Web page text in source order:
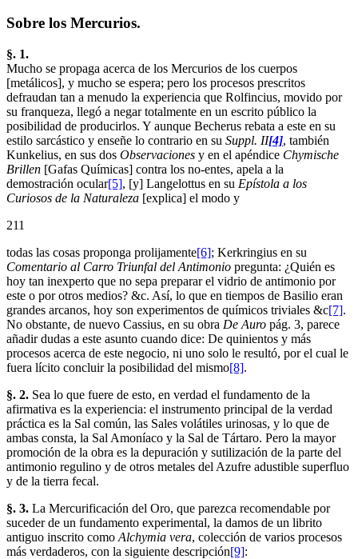
Sobre los Mercurios.
§. 1.
Mucho se propaga acerca de los Mercurios de los cuerpos
[metálicos], y mucho se espera; pero los procesos prescritos
defraudan tan a menudo la experiencia que Rolfincius, movido por
su franqueza, llegó a negar totalmente en un escrito público la
posibilidad de producirlos. Y aunque Becherus rebata a este en su
estilo sarcástico y enseñe lo contrario en su Suppl. II[4], también
Kunkelius, en sus dos Observaciones y en el apéndice Chymische
Brillen [Gafas Químicas] contra los no-entes, apela a la
demostración ocular[5], [y] Langelottus en su Epístola a los
Curiosos de la Naturaleza [explica] el modo y
211
todas las cosas proponga prolijamente[6]; Kerkringius en su
Comentario al Carro Triunfal del Antimonio pregunta: ¿Quién es
hoy tan inexperto que no sepa preparar el vidrio de antimonio por
este o por otros medios? &c. Así, lo que en tiempos de Basilio eran
grandes arcanos, hoy son experimentos de químicos triviales &c[7].
No obstante, de nuevo Cassius, en su obra De Auro pág. 3, parece
añadir dudas a este asunto cuando dice: De quinientos y más
procesos acerca de este negocio, ni uno solo le resultó, por el cual le
fuera lícito concluir la posibilidad del mismo[8].
§. 2. Sea lo que fuere de esto, en verdad el fundamento de la
afirmativa es la experiencia: el instrumento principal de la verdad
práctica es la Sal común, las Sales volátiles urinosas, y lo que de
ambas consta, la Sal Amoníaco y la Sal de Tártaro. Pero la mayor
promoción de la obra es la depuración y sutilización de la parte del
antimonio regulino y de otros metales del Azufre adustible superfluo
y de la tierra fecal.
§. 3. La Mercurificación del Oro, que parezca recomendable por
suceder de un fundamento experimental, la damos de un librito
antiguo inscrito como Alchymia vera, colección de varios procesos
más verdaderos, con la siguiente descripción[9]: